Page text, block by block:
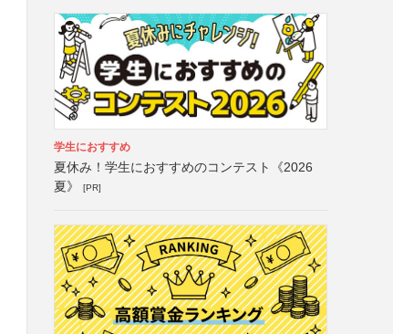
学生におすすめ
夏休み！学生におすすめのコンテスト《2026
夏》
[PR]